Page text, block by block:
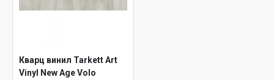
Кварц винил Tarkett Art
Vinyl New Age Volo